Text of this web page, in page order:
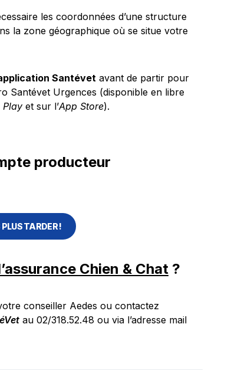
les coordonnées d’une structure
la zone géographique où se situe votre
Santévet avant de partir pour
Santévet Urgences (disponible en libre
Play et sur l’App Store).
producteur
TARDER !
Chien & Chat ?
conseiller Aedes ou contactez
au 02/318.52.48 ou via l’adresse mail